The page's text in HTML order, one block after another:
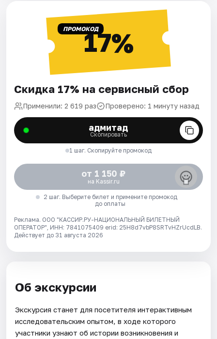
ПРОМОКОД17%
Скидка 17% на сервисный сбор
Применили: 2 619 раз Проверено: 1 минуту назад
адмитад
Скопировать
1 шаг. Скопируйте промокод
от 1 150 ₽
на Kassir.ru
2 шаг. Выберите билет и примените промокод
до оплаты
Реклама. ООО "КАССИР.РУ-НАЦИОНАЛЬНЫЙ БИЛЕТНЫЙ
ОПЕРАТОР", ИНН: 7841075409 erid: 25H8d7vbP8SRTvHZrUcdLB.
Действует до 31 августа 2026
Об экскурсии
Экскурсия станет для посетителя интерактивным
исследовательским опытом, в ходе которого
участники узнают об истории возникновения и